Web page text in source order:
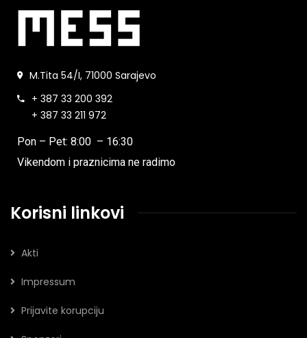
M.Tita 54/I, 71000 Sarajevo
+ 387 33 200 392
+ 387 33 211 972
Pon – Pet: 8:00 – 16:30
Vikendom i praznicima ne radimo
Korisni linkovi
Akti
Impressum
Prijavite korupciju